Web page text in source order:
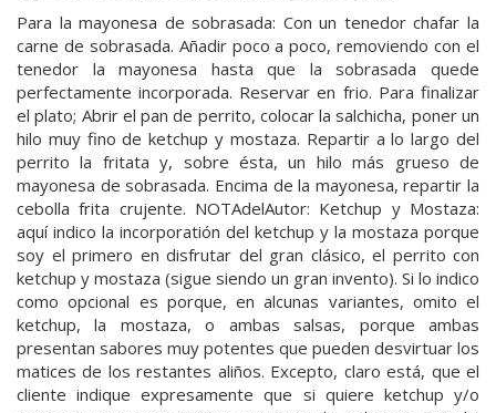
Para la mayonesa de sobrasada: Con un tenedor chafar la
carne de sobrasada. Añadir poco a poco, removiendo con el
tenedor la mayonesa hasta que la sobrasada quede
perfectamente incorporada. Reservar en frio. Para finalizar
el plato; Abrir el pan de perrito, colocar la salchicha, poner un
hilo muy fino de ketchup y mostaza. Repartir a lo largo del
perrito la fritata y, sobre ésta, un hilo más grueso de
mayonesa de sobrasada. Encima de la mayonesa, repartir la
cebolla frita crujente. NOTAdelAutor: Ketchup y Mostaza:
aquí indico la incorporatión del ketchup y la mostaza porque
soy el primero en disfrutar del gran clásico, el perrito con
ketchup y mostaza (sigue siendo un gran invento). Si lo indico
como opcional es porque, en alcunas variantes, omito el
ketchup, la mostaza, o ambas salsas, porque ambas
presentan sabores muy potentes que pueden desvirtuar los
matices de los restantes aliños. Excepto, claro está, que el
cliente indique expresamente que si quiere ketchup y/o